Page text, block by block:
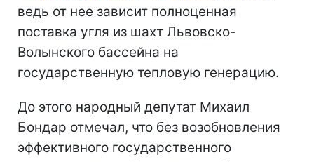
ведь от нее зависит полноценная
поставка угля из шахт Львовско-
Волынского бассейна на
государственную тепловую генерацию.
До этого народный депутат Михаил
Бондар отмечал, что без возобновления
эффективного государственного